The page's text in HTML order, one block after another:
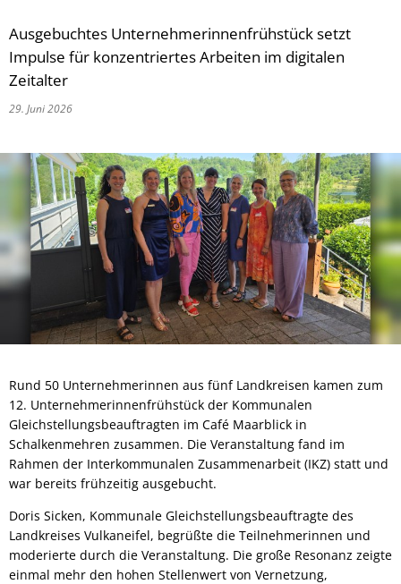
Ausgebuchtes Unternehmerinnenfrühstück setzt
Impulse für konzentriertes Arbeiten im digitalen
Zeitalter
29. Juni 2026
Rund 50 Unternehmerinnen aus fünf Landkreisen kamen zum
12. Unternehmerinnenfrühstück der Kommunalen
Gleichstellungsbeauftragten im Café Maarblick in
Schalkenmehren zusammen. Die Veranstaltung fand im
Rahmen der Interkommunalen Zusammenarbeit (IKZ) statt und
war bereits frühzeitig ausgebucht.
Doris Sicken, Kommunale Gleichstellungsbeauftragte des
Landkreises Vulkaneifel, begrüßte die Teilnehmerinnen und
moderierte durch die Veranstaltung. Die große Resonanz zeigte
einmal mehr den hohen Stellenwert von Vernetzung,